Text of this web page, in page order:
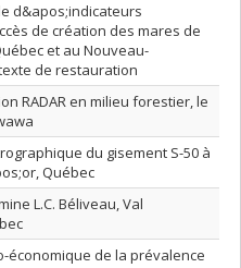
d&apos;indicateurs
de création des mares de
et au Nouveau-
de restauration
RADAR en milieu forestier, le
du gisement S-50 à
Québec
L.C. Béliveau, Val
économique de la prévalence